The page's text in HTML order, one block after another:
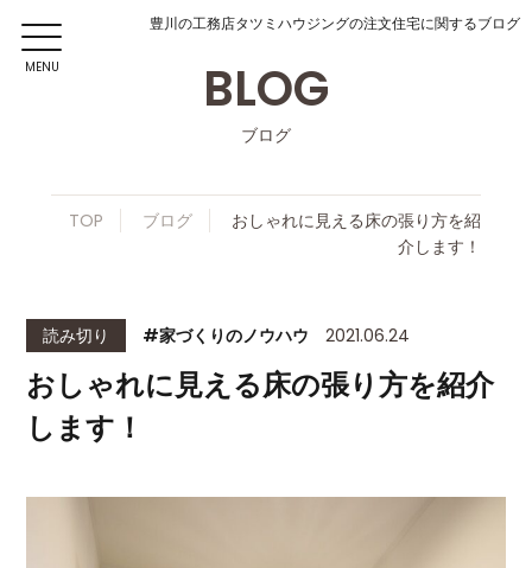
MENU
豊川の工務店タツミハウジングの注文住宅に関するブログ
BLOG
ブログ
TOP ブログ
おしゃれに見える床の張り方を紹
介します！
おしゃれに見える床の張り方を紹介
します！
読み切り #家づくりのノウハウ 2021.06.24